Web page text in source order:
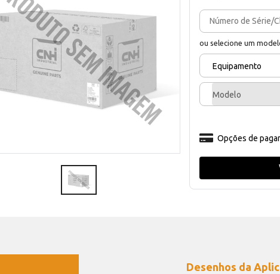
ou selecione um
Equipamento
Modelo
Opções de
Desenhos da